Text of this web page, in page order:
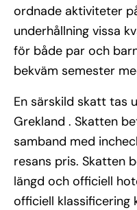
ordnade aktiviteter
underhållning vissa
för både par och
bekväm semester
En särskild skatt tas
Grekland . Skatten
samband med
resans pris. Skatten
längd och officiell
officiell klassificering